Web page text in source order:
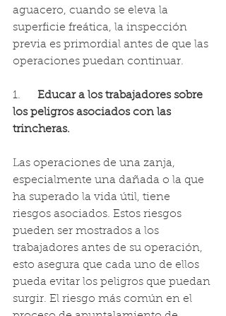
aguacero, cuando se eleva la
superficie freática, la inspección
previa es primordial antes de que las
operaciones puedan continuar.
1. Educar a los trabajadores sobre
los peligros asociados con las
trincheras.
Las operaciones de una zanja,
especialmente una dañada o la que
ha superado la vida útil, tiene
riesgos asociados. Estos riesgos
pueden ser mostrados a los
trabajadores antes de su operación,
esto asegura que cada uno de ellos
pueda evitar los peligros que puedan
surgir. El riesgo más común en el